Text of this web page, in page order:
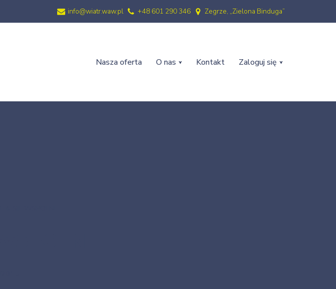
info@wiatr.waw.pl +48 601 290 346 Zegrze, „Zielona Binduga”
Nasza oferta O nas Kontakt Zaloguj się